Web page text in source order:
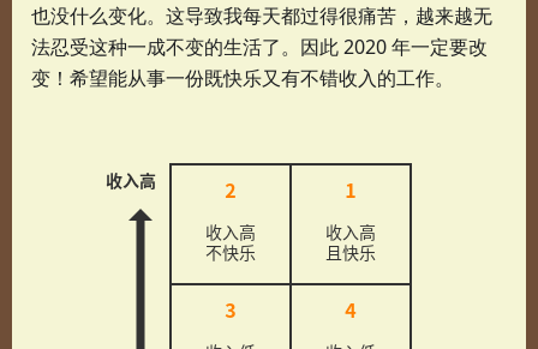
也没什么变化。这导致我每天都过得很痛苦，越来越无
法忍受这种一成不变的生活了。因此 2020 年一定要改
变！希望能从事一份既快乐又有不错收入的工作。